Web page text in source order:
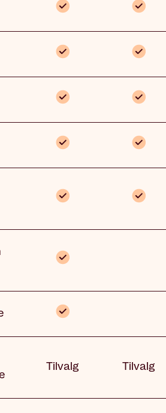
Inkludert
Inkludert
Inkludert
Inkludert
Inkludert
Inkludert
Inkludert
Tilvalg Tilvalg